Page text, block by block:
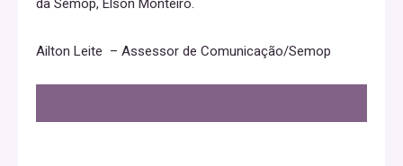
Ailton Leite – Assessor de Comunicação/Semop